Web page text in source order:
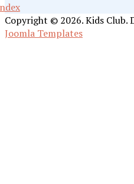
Copyright © 2026. Kids Club.
Joomla Templates